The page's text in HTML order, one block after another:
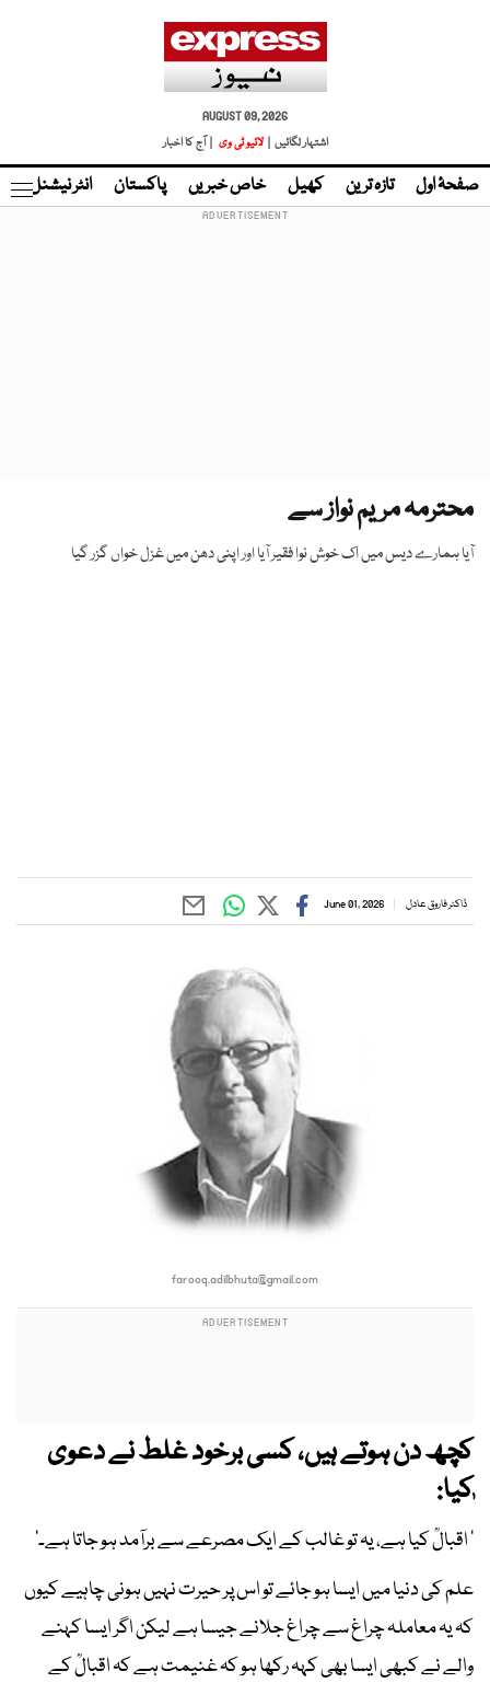
AUGUST 09, 2026
اشتہار لگائیں |
لائیو ٹی وی | آج کا اخبار
صفحۂ اول تازہ ترین کھیل خاص خبریں پاکستان انٹر نیشنل
محترمہ مریم نواز سے
آیا ہمارے دیس میں اک خوش نوا فقیر آیا اور اپنی دھن میں غزل خواں گزر گیا
ڈاکٹر فاروق عادل June 01, 2026
farooq.adilbhuta@gmail.com
کچھ دن ہوتے ہیں، کسی برخود غلط نے دعوی
ٰکیا:
' اقبالؒ کیا ہے، یہ تو غالب کے ایک مصرعے سے برآمد ہو جاتا ہے۔'
علم کی دنیا میں ایسا ہو جائے تو اس پر حیرت نہیں ہونی چاہیے کیوں
کہ یہ معاملہ چراغ سے چراغ جلانے جیسا ہے لیکن اگر ایسا کہنے
والے نے کبھی ایسا بھی کہہ رکھا ہو کہ غنیمت ہے کہ اقبالؒ کے